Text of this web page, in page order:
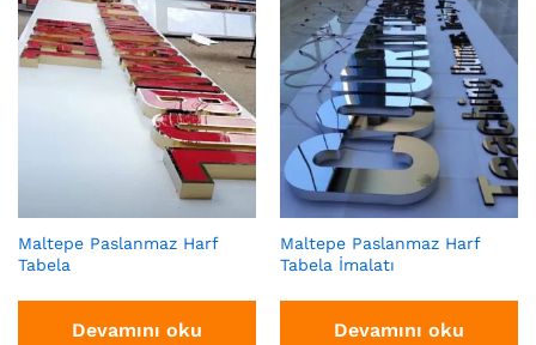
Maltepe Paslanmaz Harf
Tabela
Devamını oku
Maltepe Paslanmaz Harf
Tabela İmalatı
Devamını oku